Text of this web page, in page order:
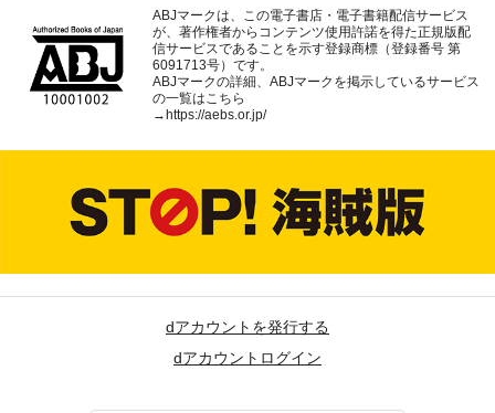
ABJマークは、この電子書店・電子書籍配信サービス
が、著作権者からコンテンツ使用許諾を得た正規版配
信サービスであることを示す登録商標（登録番号 第
6091713号）です。
ABJマークの詳細、ABJマークを掲示しているサービス
の一覧はこちら
→ https://aebs.or.jp/
dアカウントを発行する
dアカウントログイン